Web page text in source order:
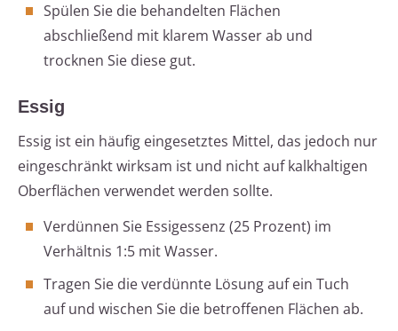
Spülen Sie die behandelten Flächen
abschließend mit klarem Wasser ab und
trocknen Sie diese gut.
Essig
Essig ist ein häufig eingesetztes Mittel, das jedoch nur
eingeschränkt wirksam ist und nicht auf kalkhaltigen
Oberflächen verwendet werden sollte.
Verdünnen Sie Essigessenz (25 Prozent) im
Verhältnis 1:5 mit Wasser.
Tragen Sie die verdünnte Lösung auf ein Tuch
auf und wischen Sie die betroffenen Flächen ab.